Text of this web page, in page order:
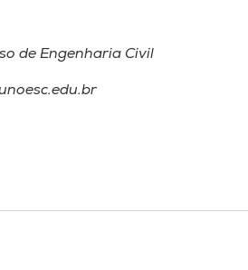
de Engenharia Civil